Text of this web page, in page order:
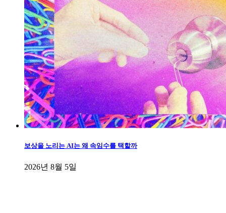
보상을 노리는 AI는 왜 속임수를 택할까
2026년 8월 5일